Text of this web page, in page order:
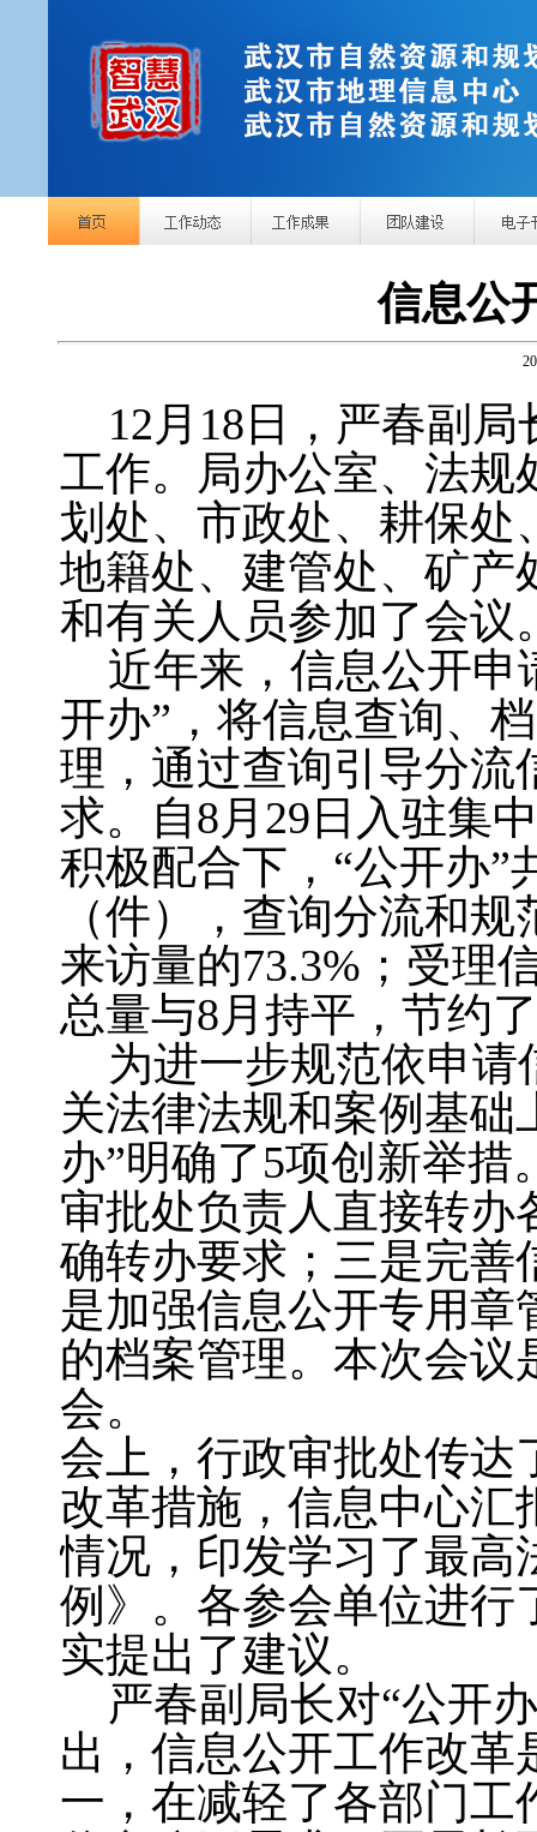
信息公
12月18日，严春副局
工作。局办公室、法规
划处、市政处、耕保处
地籍处、建管处、矿产
和有关人员参加了会议
近年来，信息公开申
开办”，将信息查询、
理，通过查询引导分流
求。自8月29日入驻集
积极配合下，“公开办”
（件），查询分流和
来访量的73.3%；受理
总量与8月持平，节约
为进一步规范依申请
关法律法规和案例基础
办”明确了5项创新举
审批处负责人直接转办
确转办要求；三是完善
是加强信息公开专用
的档案管理。本次会议
会。
会上，行政审批处传达
改革措施，信息中心汇
情况，印发学习了最高
例》。各参会单位进行
实提出了建议。
严春副局长对“公开
出，信息公开工作改革
一，在减轻了各部门工